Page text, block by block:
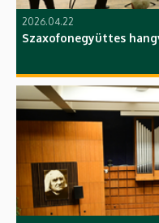
2026.04.22
Szaxofonegyüttes